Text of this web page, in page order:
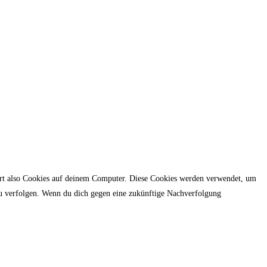
Cookies auf deinem Computer. Diese Cookies werden verwendet, um
verfolgen. Wenn du dich gegen eine zukünftige Nachverfolgung